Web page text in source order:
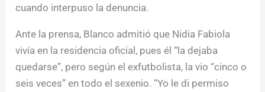
cuando interpuso la denuncia.
Ante la prensa, Blanco admitió que Nidia Fabiola
vivía en la residencia oficial, pues él “la dejaba
quedarse”, pero según el exfutbolista, la vio “cinco o
seis veces” en todo el sexenio. “Yo le di permiso